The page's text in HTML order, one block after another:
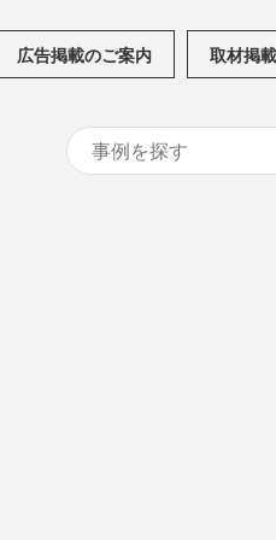
広告掲載のご案内 取材掲